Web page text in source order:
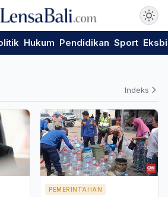
Hukum Pendidikan Sport
Indeks
PEMERINTAHAN